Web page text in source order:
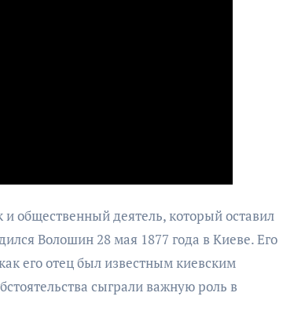
общественный деятель, который оставил
Волошин 28 мая 1877 года в Киеве. Его
его отец был известным киевским
сыграли важную роль в